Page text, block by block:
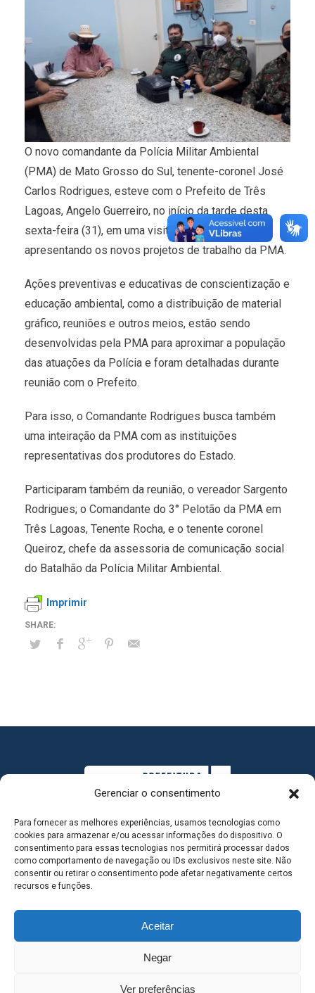
Gerenciar o consentimento
Para fornecer as melhores experiências, usamos tecnologias como
cookies para armazenar e/ou acessar informações do dispositivo. O
consentimento para essas tecnologias nos permitirá processar dados
como comportamento de navegação ou IDs exclusivos neste site. Não
consentir ou retirar o consentimento pode afetar negativamente certos
recursos e funções.
Aceitar
Negar
Ver preferências
O novo comandante da Polícia Militar Ambiental
(PMA) de Mato Grosso do Sul, tenente-coronel José
Carlos Rodrigues, esteve com o Prefeito de Três
Lagoas, Angelo Guerreiro, no início da tarde desta
sexta-feira (31), em uma visita de cortesia
apresentando os novos projetos de trabalho da PMA.
Ações preventivas e educativas de conscientização e
educação ambiental, como a distribuição de material
gráfico, reuniões e outros meios, estão sendo
desenvolvidas pela PMA para aproximar a população
das atuações da Polícia e foram detalhadas durante
reunião com o Prefeito.
Para isso, o Comandante Rodrigues busca também
uma inteiração da PMA com as instituições
representativas dos produtores do Estado.
Participaram também da reunião, o vereador Sargento
Rodrigues; o Comandante do 3° Pelotão da PMA em
Três Lagoas, Tenente Rocha, e o tenente coronel
Queiroz, chefe da assessoria de comunicação social
do Batalhão da Polícia Militar Ambiental.
Imprimir
MAPA DO SITE
SEDE DO ADMINISTRATIVO MUNICIPAL - Avenida